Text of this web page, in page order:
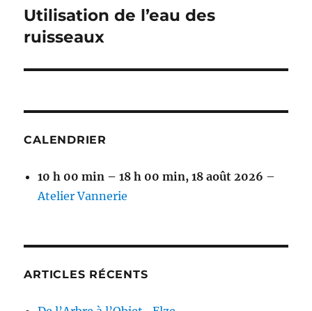
Publication
suivante :
Utilisation de l’eau des
ruisseaux
CALENDRIER
10 h 00 min – 18 h 00 min,18 août 2026 –
Atelier Vannerie
ARTICLES RÉCENTS